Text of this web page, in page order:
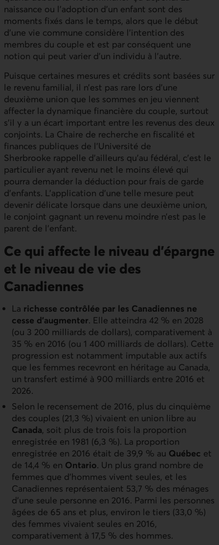
naissance ou l’adoption d’un enfant sont des
moments fixés dans le temps, alors que le début
d’une vie commune considère l’intention des
membres du couple et est par conséquent une
notion qui peut varier d’un individu à l’autre.
Puisque certaines mesures et crédits sont basées sur
le revenu familial, il n’est pas rare lors d’une
deuxième union que les sommes en jeu viennent
affecter la dynamique financière du couple, surtout
s’il y a un écart important entre les revenus des deux
conjoints. La Chaire de recherche en fiscalité et
finances publiques de l’Université de
Sherbrooke rappelle d’ailleurs qu’au fédéral, c’est le
particulier ayant revenu net le moins élevé qui
pourra demander la déduction pour frais de garde
d’enfants. L’application d’une telle mesure peut
devenir délicate lorsque dans une deuxième union,
le conjoint gagnant un revenu moindre n’est pas le
parent de l’enfant.
Ce qui affecte le niveau d’épargne
et le niveau de vie des
Canadiennes
La richesse contrôlée par les Canadiennes ne
cesse d’augmenter. Elle atteindra 42 % en 2028
(ou 3 200 milliards de dollars), comparativement à
35 % en 2016 (ou 1 400 milliards de dollars). Cette
progression est notamment imputable aux actifs
que les femmes recevront en héritage au Canada,
un transfert estimé à 900 milliards entre 2016 et
2026.
Selon le recensement de 2016, plus du cinquième
des couples (21,3 %) vivaient en union libre au
Canada, soit plus de trois fois la proportion
enregistrée en 1981 (6,3 %). La proportion
enregistrée en 2016 était de 39,9 % au Québec et
de 14,4 % en Ontario. Un plus grand nombre de
femmes que d'hommes vivent seules, et les
Canadiennes représentaient 53,7 % des ménages
d'une seule personne en 2016. Parmi les personnes
âgées de 65 ans et plus, environ le tiers (33,0 %)
des femmes vivaient seules en 2016,
comparativement à 17,5 % des hommes.